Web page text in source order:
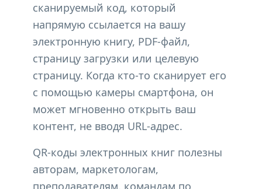
сканируемый код, который
напрямую ссылается на вашу
электронную книгу, PDF-файл,
страницу загрузки или целевую
страницу. Когда кто-то сканирует его
с помощью камеры смартфона, он
может мгновенно открыть ваш
контент, не вводя URL-адрес.
QR-коды электронных книг полезны
авторам, маркетологам,
преподавателям, командам по